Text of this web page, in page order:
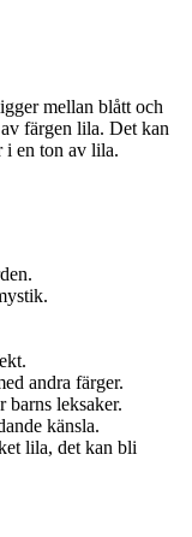
mellan blått och
färgen lila. Det kan
i en ton av lila.
andra färger.
barns leksaker.
känsla.
lila, det kan bli